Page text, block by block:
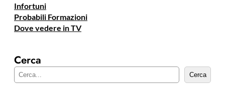
Infortuni
Probabili Formazioni
Dove vedere in TV
Cerca
e
Cerca